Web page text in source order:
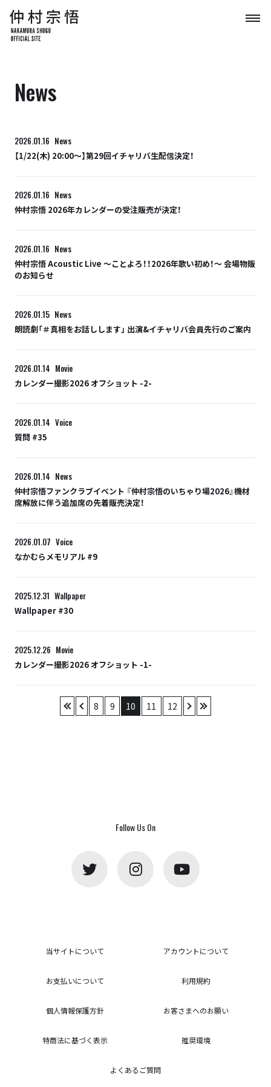
News
2026.01.16 News
【1/22(木) 20:00〜】第29回イチャリバ生配信決定！
2026.01.16 News
仲村宗悟 2026年カレンダーの受注販売が決定！
2026.01.16 News
仲村宗悟 Acoustic Live ～ことよろ！！2026年歌い初め！～ 会場物販
のお知らせ
2026.01.15 News
朗読劇「＃真相をお話しします」 出演&イチャリバ会員先行のご案内
2026.01.14 Movie
カレンダー撮影2026 オフショット -2-
2026.01.14 Voice
質問 #35
2026.01.14 News
仲村宗悟ファンクラブイベント 『仲村宗悟のいちゃり場2026』機材
席解放に伴う追加席の先着販売決定！
2026.01.07 Voice
なかむらメモリアル #9
2025.12.31 Wallpaper
Wallpaper #30
2025.12.26 Movie
カレンダー撮影2026 オフショット -1-
« ‹ 8 9 10 11 12 › »
Follow Us On
当サイトについて アカウントについて
お支払いについて 利用規約
個人情報保護方針 お客さまへのお願い
特商法に基づく表示 推奨環境
よくあるご質問